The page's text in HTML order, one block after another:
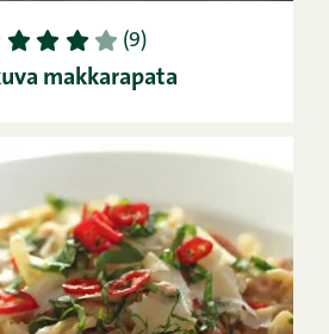
2 3 4 5 (9)
makkarapata